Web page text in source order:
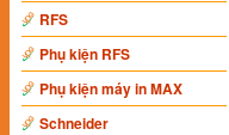
RFS
Phụ kiện RFS
Phụ kiện máy in MAX
Schneider